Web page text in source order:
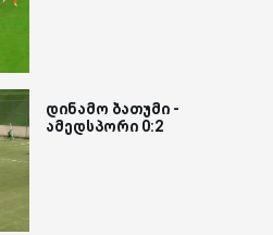
დინამო ბათუმი -
ამედსპორი 0:2